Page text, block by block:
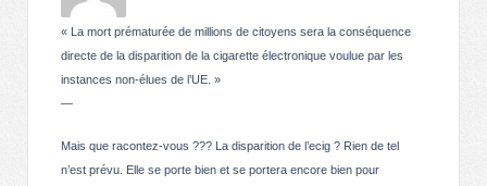
« La mort prématurée de millions de citoyens sera la conséquence
directe de la disparition de la cigarette électronique voulue par les
instances non-élues de l’UE. »
—
Mais que racontez-vous ??? La disparition de l’ecig ? Rien de tel
n’est prévu. Elle se porte bien et se portera encore bien pour